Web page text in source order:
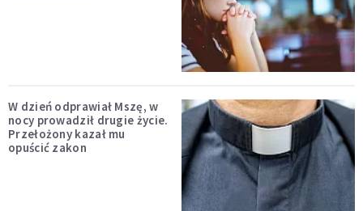
W dzień odprawiał Mszę, w
nocy prowadził drugie życie.
Przełożony kazał mu
opuścić zakon